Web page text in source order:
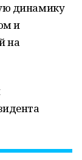
динамику
и
на